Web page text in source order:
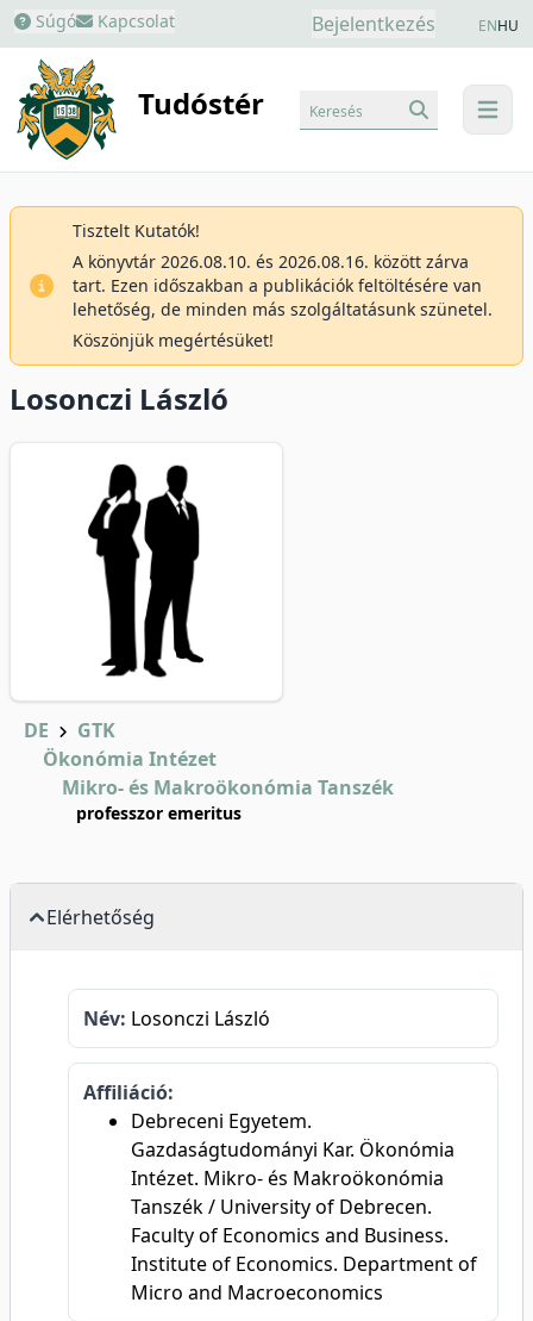
Súgó Kapcsolat Bejelentkezés ENHU
Tudóstér menu
Keresés
Tisztelt Kutatók!
A könyvtár 2026.08.10. és 2026.08.16. között zárva
tart. Ezen időszakban a publikációk feltöltésére van
lehetőség, de minden más szolgáltatásunk szünetel.
Köszönjük megértésüket!
Losonczi László
DE
GTK
Ökonómia Intézet
Mikro- és Makroökonómia Tanszék
professzor emeritus
Elérhetőség
Név: Losonczi László
Affiliáció:
Debreceni Egyetem.
Gazdaságtudományi Kar. Ökonómia
Intézet. Mikro- és Makroökonómia
Tanszék / University of Debrecen.
Faculty of Economics and Business.
Institute of Economics. Department of
Micro and Macroeconomics